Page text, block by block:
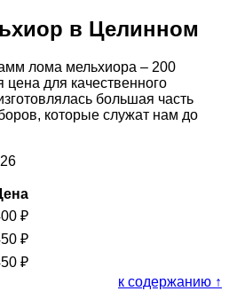
в Целинном
лома мельхиора – 200
цена для качественного
большая часть
которые служат нам до
₽
₽
₽
к содержанию ↑